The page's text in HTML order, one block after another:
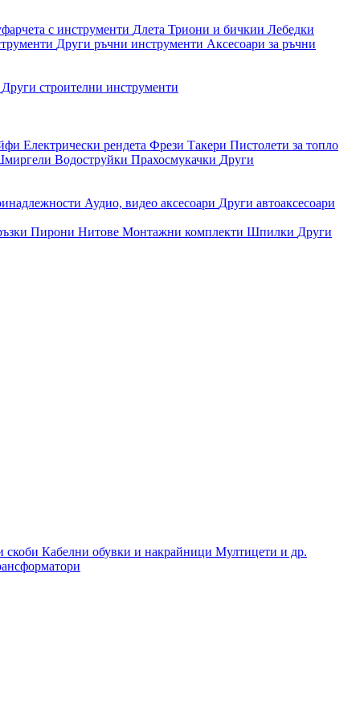
с инструменти Длета Триони и бичкии Лебедки
Други ръчни инструменти Аксесоари за ръчни
Други строителни инструменти
Електрически рендета Фрези Такери Пистолети за топло
Водоструйки Прахосмукачки Други
Аудио, видео аксесоари Други автоаксесоари
Пирони Нитове Монтажни комплекти Шпилки Други
скоби Кабелни обувки и накрайници Мултицети и др.